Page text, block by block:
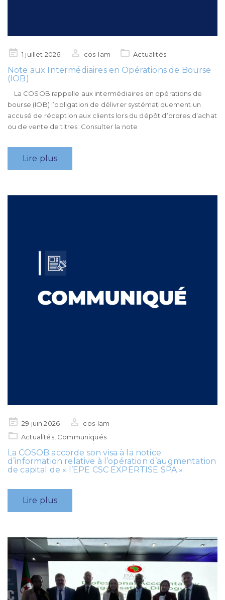
Posted1 juillet 2026 cos-lam Actualités
Note aux Intermédiaires en Opérations de Bourse
(IOB)
La COSOB rappelle aux intermédiaires en opérations de
bourse (IOB) l’obligation de délivrer systématiquement un
accusé de réception aux clients lors du dépôt d’ordres d’achat
ou de vente de titres. Consulter la note
Lire plus
Posted
on
29 juin 2026
cos-lam
Actualités, Communiqués
La COSOB accorde son visa à la notice
d’information relative à l’opération d’augmentation
de capital de « l’EPE CSC EXPERTISE SPA »
Lire plus